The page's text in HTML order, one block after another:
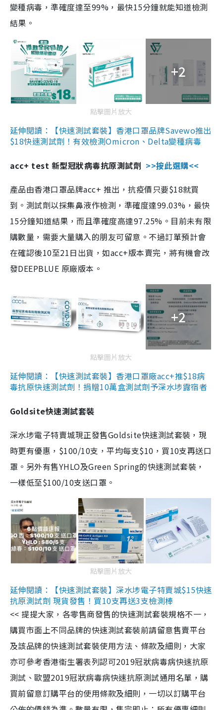
變種病毒，準確度達至99%，最快15分鐘就能知道檢測
結果。
+2
點擊圖片放大
延伸閱讀：【快速測試套裝】香港口罩品牌Savewo推出
$18快速測試劑！有效檢測Omicron、Delta變種病毒
acc+ test 新型冠狀病毒抗原測試劑 >>按此選購<<
產品由香港口罩品牌acc+ 推出，抗疫價只要$18就買
到。測試劑以採集鼻液作檢測，準確度達99.03%，最快
15分鐘知道結果，而且準確度高達97.25%。目前未有限
購數量，需要大量購入的朋友可留意。不過訂單預計會
在確認後10至21日出貨，如acc+版本賣完，將有機會改
發DEEPBLUE 原廠版本。
+2
點擊圖片放大
延伸閱讀：【快速測試套裝】香港口罩廠acc+推$18病
毒抗原快速測試劑！捐贈10萬盒測試劑予深水埗露宿者
Goldsite快速測試套裝
深水埗電子特賣城現正發售Goldsite快速測試套裝，現
時更有優惠，$100/10支，平均每支$10，買10支再送口
罩。另外有售YHLO及Green Spring的快速測試套裝，
一樣低至$100/10支送口罩。
點擊圖片放大
延伸閱讀：【快速測試套裝】深水埗電子特賣城$15快速
抗原測試劑 現貨發售！買10支再送3支檢測棒
<< 提提大家，各零售商發售的快速測試套裝規格不一，
購買市面上不同品牌的快速測試套裝前請留意售賣平台
及該品牌的快速測試套裝使用方法、條款及細則，大家
亦可參考香港衞生署表列認可2019冠狀病毒病快速抗原
測試、歐盟2019冠狀病毒病快速抗原測試通用名單，購
買前留意訂購平台的使用條款及細則，一切以訂購平台